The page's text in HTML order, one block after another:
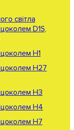
світла
D1S,
H1
H27
H3
H4
H7